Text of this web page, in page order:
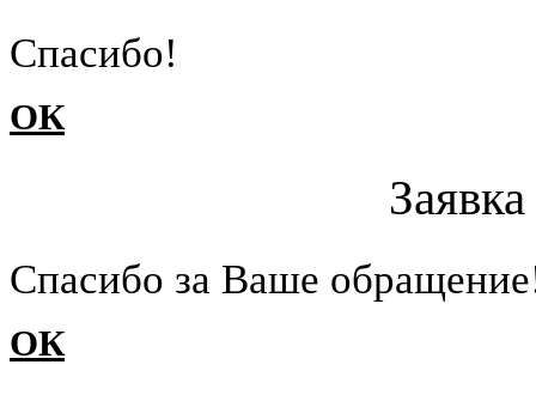
Cпасибо!
ОК
Cпасибо за Ваше
ОК